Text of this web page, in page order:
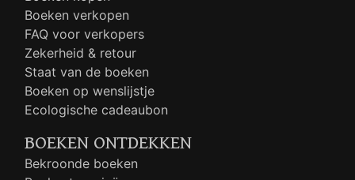
Boeken verkopen
FAQ voor verkopers
Zekerheid & retour
Staat van de boeken
Boeken op wenslijstje
Ecologische cadeaubon
BOEKEN ONTDEKKEN
Bekroonde boeken